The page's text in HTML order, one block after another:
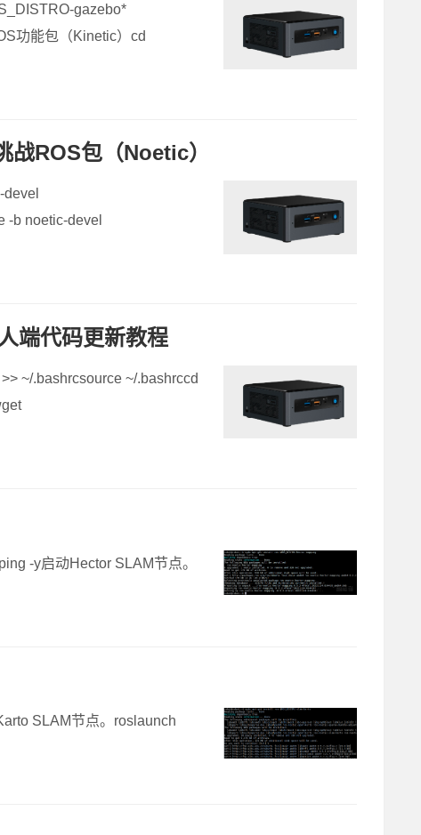
gazebo*
功能包（Kinetic）cd
ROS包（Noetic）
-b noetic-devel
端代码更新教程
~/.bashrcsource ~/.bashrccd
-y启动Hector SLAM节点。
SLAM节点。roslaunch